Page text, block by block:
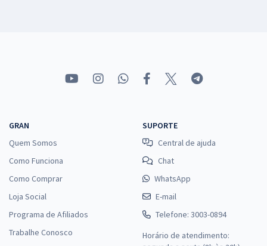
GRAN
Quem Somos
Como Funciona
Como Comprar
Loja Social
Programa de Afiliados
Trabalhe Conosco
SUPORTE
Central de ajuda
Chat
WhatsApp
E-mail
Telefone: 3003-0894
Horário de atendimento: